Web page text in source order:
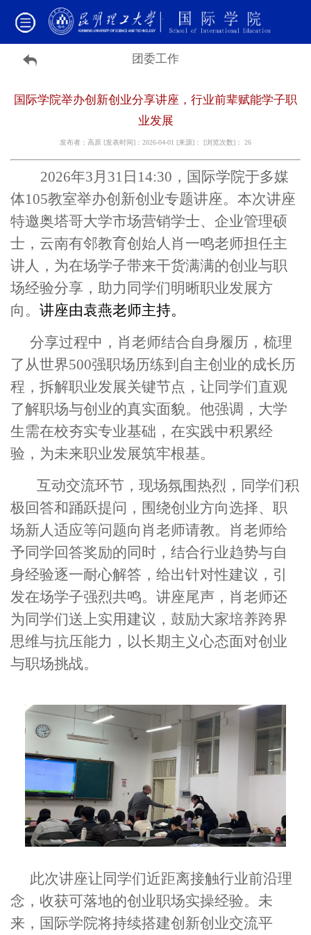
团委工作
国际学院举办创新创业分享讲座，行业前辈赋能学子职
业发展
发布者：高原 [发表时间]：2026-04-01 [来源]： [浏览次数]： 26
2026年3月31 日 14:30，国际学院于多媒
体105教室举办创新创业专题讲座。本次讲座
特邀奥塔哥大学市场营销学士、企业管理硕
士，云南有邻教育创始人肖 一鸣老师担任主
讲人，为在场学子带来干货满满的创业与职
场经验分享，助力同学们明晰职业发展方
向。 讲座由袁燕老师主持。
分享过程中，肖老师结合自身履历，梳理
了从世界500强职场历练到自主创业的成长历
程，拆解职业发展关键节点，让同学们直观
了解职场与创业的真实面貌。他强调，大学
生需在校夯实专业基础，在实践中积累经
验，为未来职业发展筑牢根基。
互动交流环节，现场氛围热烈，同学们积
极回答和踊跃提问，围绕创业方向选择、职
场新人适应等问题向肖老师请教。肖老师给
予同学回答奖励的同时，结合行业趋势与自
身经验逐一耐心解答，给出针对性建议，引
发在场学子强烈共鸣。讲座尾声，肖老师还
为同学们送上实用建议，鼓励大家培养跨界
思维与抗压能力，以长期主义心态面对创业
与职场挑战。
此次讲座让同学们近距离接触行业前沿理
念，收获可落地的创业职场实操经验。未
来，国际学院将持续搭建创新创业交流平